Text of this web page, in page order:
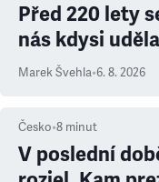
Před 220 lety
nás kdysi
Marek Švehla•6. 8. 2026
Česko•8 minut
V poslední